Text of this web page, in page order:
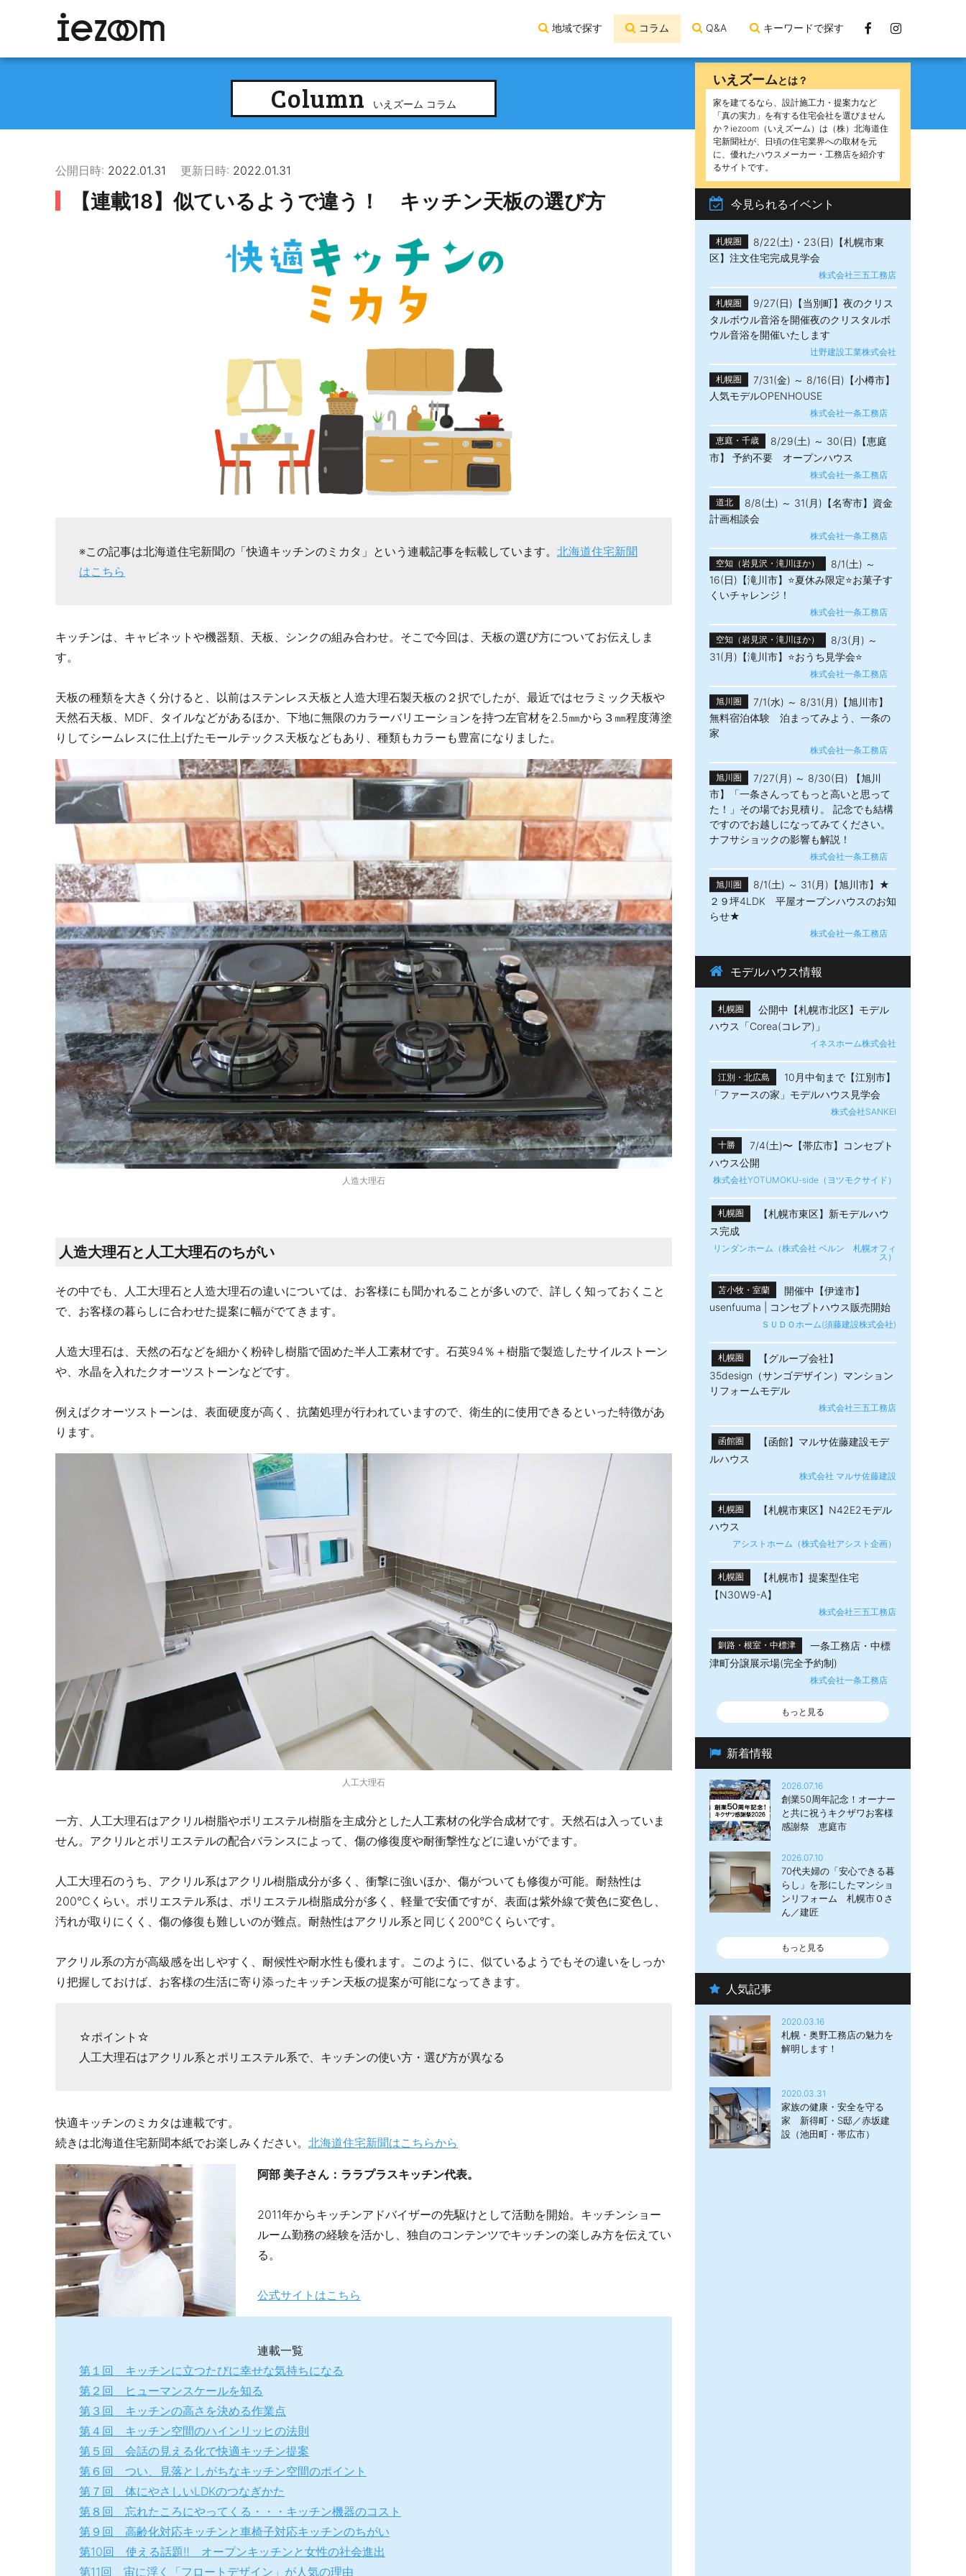
Facebook
ジ
Instagram
地域で探す コラム Q&A キーワードで探す
Column いえズーム コラム
公開日時: 2022.01.31 更新日時: 2022.01.31
【連載18】似ているようで違う！ キッチン天板の選び方
※この記事は北海道住宅新聞の「快適キッチンのミカタ」という連載記事を転載しています。 北海道住宅新聞
はこちら
キッチンは、キャビネットや機器類、天板、シンクの組み合わせ。そこで今回は、天板の選び方についてお伝えしま
す。
天板の種類を大きく分けると、以前はステンレス天板と人造大理石製天板の２択でしたが、最近ではセラミック天板や
天然石天板、MDF、タイルなどがあるほか、下地に無限のカラーバリエーションを持つ左官材を2.5㎜から３㎜程度薄塗
りしてシームレスに仕上げたモールテックス天板などもあり、種類もカラーも豊富になりました。
人造大理石
人造大理石と人工大理石のちがい
その中でも、人工大理石と人造大理石の違いについては、お客様にも聞かれることが多いので、詳しく知っておくこと
で、お客様の暮らしに合わせた提案に幅がでてきます。
人造大理石は、天然の石などを細かく粉砕し樹脂で固めた半人工素材です。石英94％＋樹脂で製造したサイルストーン
や、水晶を入れたクオーツストーンなどです。
例えばクオーツストーンは、表面硬度が高く、抗菌処理が行われていますので、衛生的に使用できるといった特徴があ
ります。
人工大理石
一方、人工大理石はアクリル樹脂やポリエステル樹脂を主成分とした人工素材の化学合成材です。天然石は入っていま
せん。アクリルとポリエステルの配合バランスによって、傷の修復度や耐衝撃性などに違いがでます。
人工大理石のうち、アクリル系はアクリル樹脂成分が多く、衝撃に強いほか、傷がついても修復が可能。耐熱性は
200℃くらい。ポリエステル系は、ポリエステル樹脂成分が多く、軽量で安価ですが、表面は紫外線で黄色に変色し、
汚れが取りにくく、傷の修復も難しいのが難点。耐熱性はアクリル系と同じく200℃くらいです。
アクリル系の方が高級感を出しやすく、耐候性や耐水性も優れます。このように、似ているようでもその違いをしっか
り把握しておけば、お客様の生活に寄り添ったキッチン天板の提案が可能になってきます。
☆ポイント☆
人工大理石はアクリル系とポリエステル系で、キッチンの使い方・選び方が異なる
快適キッチンのミカタは連載です。
続きは北海道住宅新聞本紙でお楽しみください。 北海道住宅新聞はこちらから
阿部 美子さん：ララプラスキッチン代表。
2011年からキッチンアドバイザーの先駆けとして活動を開始。キッチンショー
ルーム勤務の経験を活かし、独自のコンテンツでキッチンの楽しみ方を伝えてい
る。
公式サイトはこちら
連載一覧
第１回 キッチンに立つたびに幸せな気持ちになる
第２回 ヒューマンスケールを知る
第３回 キッチンの高さを決める作業点
第４回 キッチン空間のハインリッヒの法則
第５回 会話の見える化で快適キッチン提案
第６回 つい、見落としがちなキッチン空間のポイント
第７回 体にやさしいLDKのつなぎかた
第８回 忘れたころにやってくる・・・キッチン機器のコスト
第９回 高齢化対応キッチンと車椅子対応キッチンのちがい
第10回 使える話題‼️ オープンキッチンと女性の社会進出
第11回 宙に浮く「フロートデザイン」が人気の理由
いえズームとは？
家を建てるなら、設計施工力・提案力など
「真の実力」を有する住宅会社を選びません
か？iezoom（いえズーム）は（株）北海道住
宅新聞社が、日頃の住宅業界への取材を元
に、優れたハウスメーカー・工務店を紹介す
るサイトです。
今見られるイベント
札幌圏
8/22(土)・23(日)【札幌市東
区】注文住宅完成見学会
株式会社三五工務店
札幌圏
9/27(日)【当別町】夜のクリス
タルボウル音浴を開催夜のクリスタルボ
ウル音浴を開催いたします
辻野建設工業株式会社
札幌圏
7/31(金) ～ 8/16(日)【小樽市】
人気モデルOPENHOUSE
株式会社一条工務店
恵庭・千歳
8/29(土) ～ 30(日)【恵庭
市】 予約不要 オープンハウス
株式会社一条工務店
道北
8/8(土) ～ 31(月)【名寄市】資金
計画相談会
株式会社一条工務店
空知（岩見沢・滝川ほか）
8/1(土) ～
16(日)【滝川市】⭐夏休み限定⭐お菓子す
くいチャレンジ！
株式会社一条工務店
空知（岩見沢・滝川ほか）
8/3(月) ～
31(月)【滝川市】⭐おうち見学会⭐
株式会社一条工務店
旭川圏
7/1(水) ～ 8/31(月)【旭川市】
無料宿泊体験 泊まってみよう、一条の
家
株式会社一条工務店
旭川圏
7/27(月) ～ 8/30(日) 【旭川
市】「一条さんってもっと高いと思って
た！」その場でお見積り。 記念でも結構
ですのでお越しになってみてください。
ナフサショックの影響も解説！
株式会社一条工務店
旭川圏
8/1(土) ～ 31(月)【旭川市】★
２９坪4LDK 平屋オープンハウスのお知
らせ★
株式会社一条工務店
モデルハウス情報
札幌圏
公開中【札幌市北区】モデル
ハウス「Corea(コレア)」
イネスホーム株式会社
江別・北広島
10月中旬まで【江別市】
「ファースの家」モデルハウス見学会
株式会社SANKEI
十勝
7/4(土)〜【帯広市】​コンセプト
ハウス公開
株式会社YOTUMOKU-side（ヨツモクサイド）
札幌圏
【札幌市東区】新モデルハウ
ス完成
リンダンホーム（株式会社 ベルン 札幌オフィ
ス）
苫小牧・室蘭
開催中【伊達市】
usenfuuma | コンセプトハウス販売開始
ＳＵＤＯホーム(須藤建設株式会社)
札幌圏
【グループ会社】
35design（サンゴデザイン）マンション
リフォームモデル
株式会社三五工務店
函館圏
【函館】マルサ佐藤建設モデ
ルハウス
株式会社 マルサ佐藤建設
札幌圏
【札幌市東区】N42E2モデル
ハウス
アシストホーム（株式会社アシスト企画）
札幌圏
【札幌市】提案型住宅
【N30W9-A】
株式会社三五工務店
釧路・根室・中標津
一条工務店・中標
津町分譲展示場(完全予約制)
株式会社一条工務店
もっと見る
新着情報
2026.07.16
創業50周年記念！オーナー
と共に祝うキクザワお客様
感謝祭 恵庭市
2026.07.10
70代夫婦の「安心できる暮
らし」を形にしたマンショ
ンリフォーム 札幌市Ｏさ
ん／建匠
もっと見る
人気記事
2020.03.16
札幌・奥野工務店の魅力を
解明します！
2020.03.31
家族の健康・安全を守る
家 新得町・S邸／赤坂建
設（池田町・帯広市）